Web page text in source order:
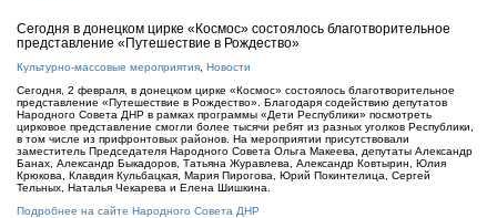
Сегодня в донецком цирке «Космос» состоялось благотворительное
представление «Путешествие в Рождество»
Культурно-массовые мероприятия Новости
Сегодня, 2 февраля, в донецком цирке «Космос» состоялось благотворительное
представление «Путешествие в Рождество». Благодаря содействию депутатов
Народного Совета ДНР в рамках программы «Дети Республики» посмотреть
цирковое представление смогли более тысячи ребят из разных уголков Республики,
в том числе из прифронтовых районов. На мероприятии присутствовали
заместитель Председателя Народного Совета Ольга Макеева, депутаты Александр
Банах, Александр Быкадоров, Татьяна Журавлева, Александр Ковтырин, Юлия
Крюкова, Клавдия Кульбацкая, Мария Пирогова, Юрий Покинтелица, Сергей
Тельных, Наталья Чекарева и Елена Шишкина.
Подробнее на сайте Народного Совета ДНР